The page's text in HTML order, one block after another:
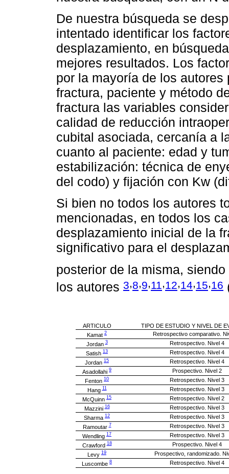
De nuestra búsqueda se
intentado identificar los
desplazamiento, en
mejores resultados. Los
por la mayoría de los
fractura, paciente y método
fractura las variables
calidad de reducción
cubital asociada, cercanía a
cuanto al paciente: edad y
estabilización: técnica de
del codo) y fijación con Kw
Si bien no todos los autores
mencionadas, en todos los
desplazamiento inicial de la
significativo para el
posterior de la misma,
los autores 3 8 9 11 12 14 15 16
ARTICULO
TIPO DE ESTUDIO Y NIVEL DE
Kamat 2
Retrospectivo comparativo.
Jordan3
Retrospectivo. Nivel 4
Satish 13
Retrospectivo. Nivel 4
Jordan 15
Retrospectivo. Nivel 4
Asadollahi 9
Prospectivo. Nivel 2
Fenton 10
Retrospectivo. Nivel 3
Hang11
Retrospectivo. Nivel 3
McQuinn 15
Retrospectivo. Nivel 2
Mazzini16
Retrospectivo. Nivel 3
Sharma 12
Retrospectivo. Nivel 3
Ramoutar7
Retrospectivo. Nivel 3
Wendling 17
Retrospectivo. Nivel 3
Crawford18
Prospectivo. Nivel 4
Levy 19
Prospectivo, randomizado.
Luscombe 8 Retrospectivo. Nivel 4